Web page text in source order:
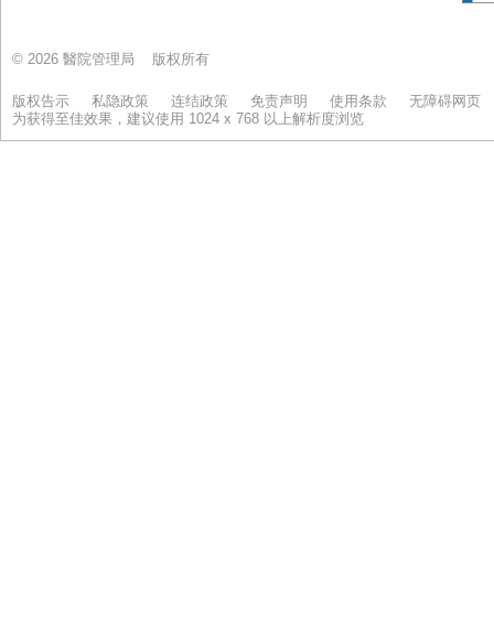
© 2026 醫院管理局 版权所有
版权告示 私隐政策 连结政策 免责声明 使用条款
无障碍网页
为获得至佳效果，建议使用 1024 x 768 以上解析度浏览